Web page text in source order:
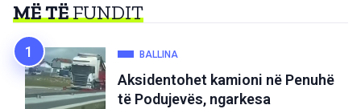
MË TËFUNDIT
BALLINA
Aksidentohet kamioni në Penuhë
të Podujevës, ngarkesa